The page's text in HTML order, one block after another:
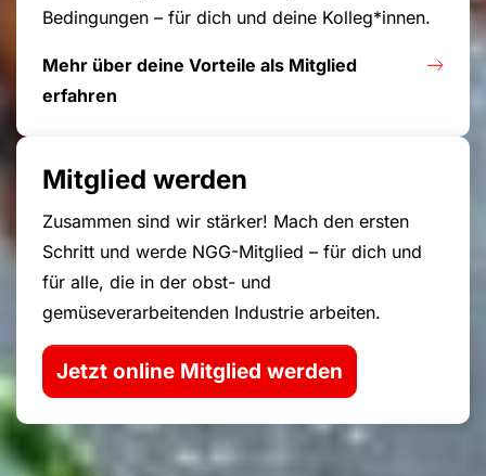
Bedingungen – für dich und deine Kolleg*innen.
Mehr über deine Vorteile als Mitglied
erfahren
Mitglied werden
Zusammen sind wir stärker! Mach den ersten
Schritt und werde NGG-Mitglied – für dich und
für alle, die in der obst- und
gemüseverarbeitenden Industrie arbeiten.
Jetzt online Mitglied werden